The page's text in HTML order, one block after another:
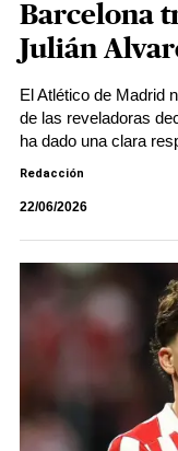
Barcelona
Julián
El Atlético de Madrid
de las reveladoras
ha dado una clara
Redacción
22/06/2026